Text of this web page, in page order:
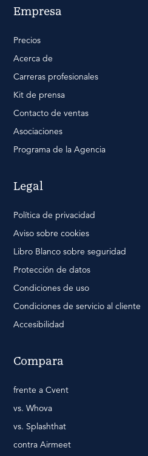
Empresa
Precios
Acerca de
Carreras profesionales
Kit de prensa
Contacto de ventas
Asociaciones
Programa de la Agencia
Legal
Política de privacidad
Aviso sobre cookies
Libro Blanco sobre seguridad
Protección de datos
Condiciones de uso
Condiciones de servicio al cliente
Accesibilidad
Compara
frente a Cvent
vs. Whova
vs. Splashthat
contra Airmeet